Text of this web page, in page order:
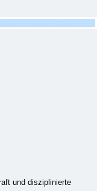
und disziplinierte